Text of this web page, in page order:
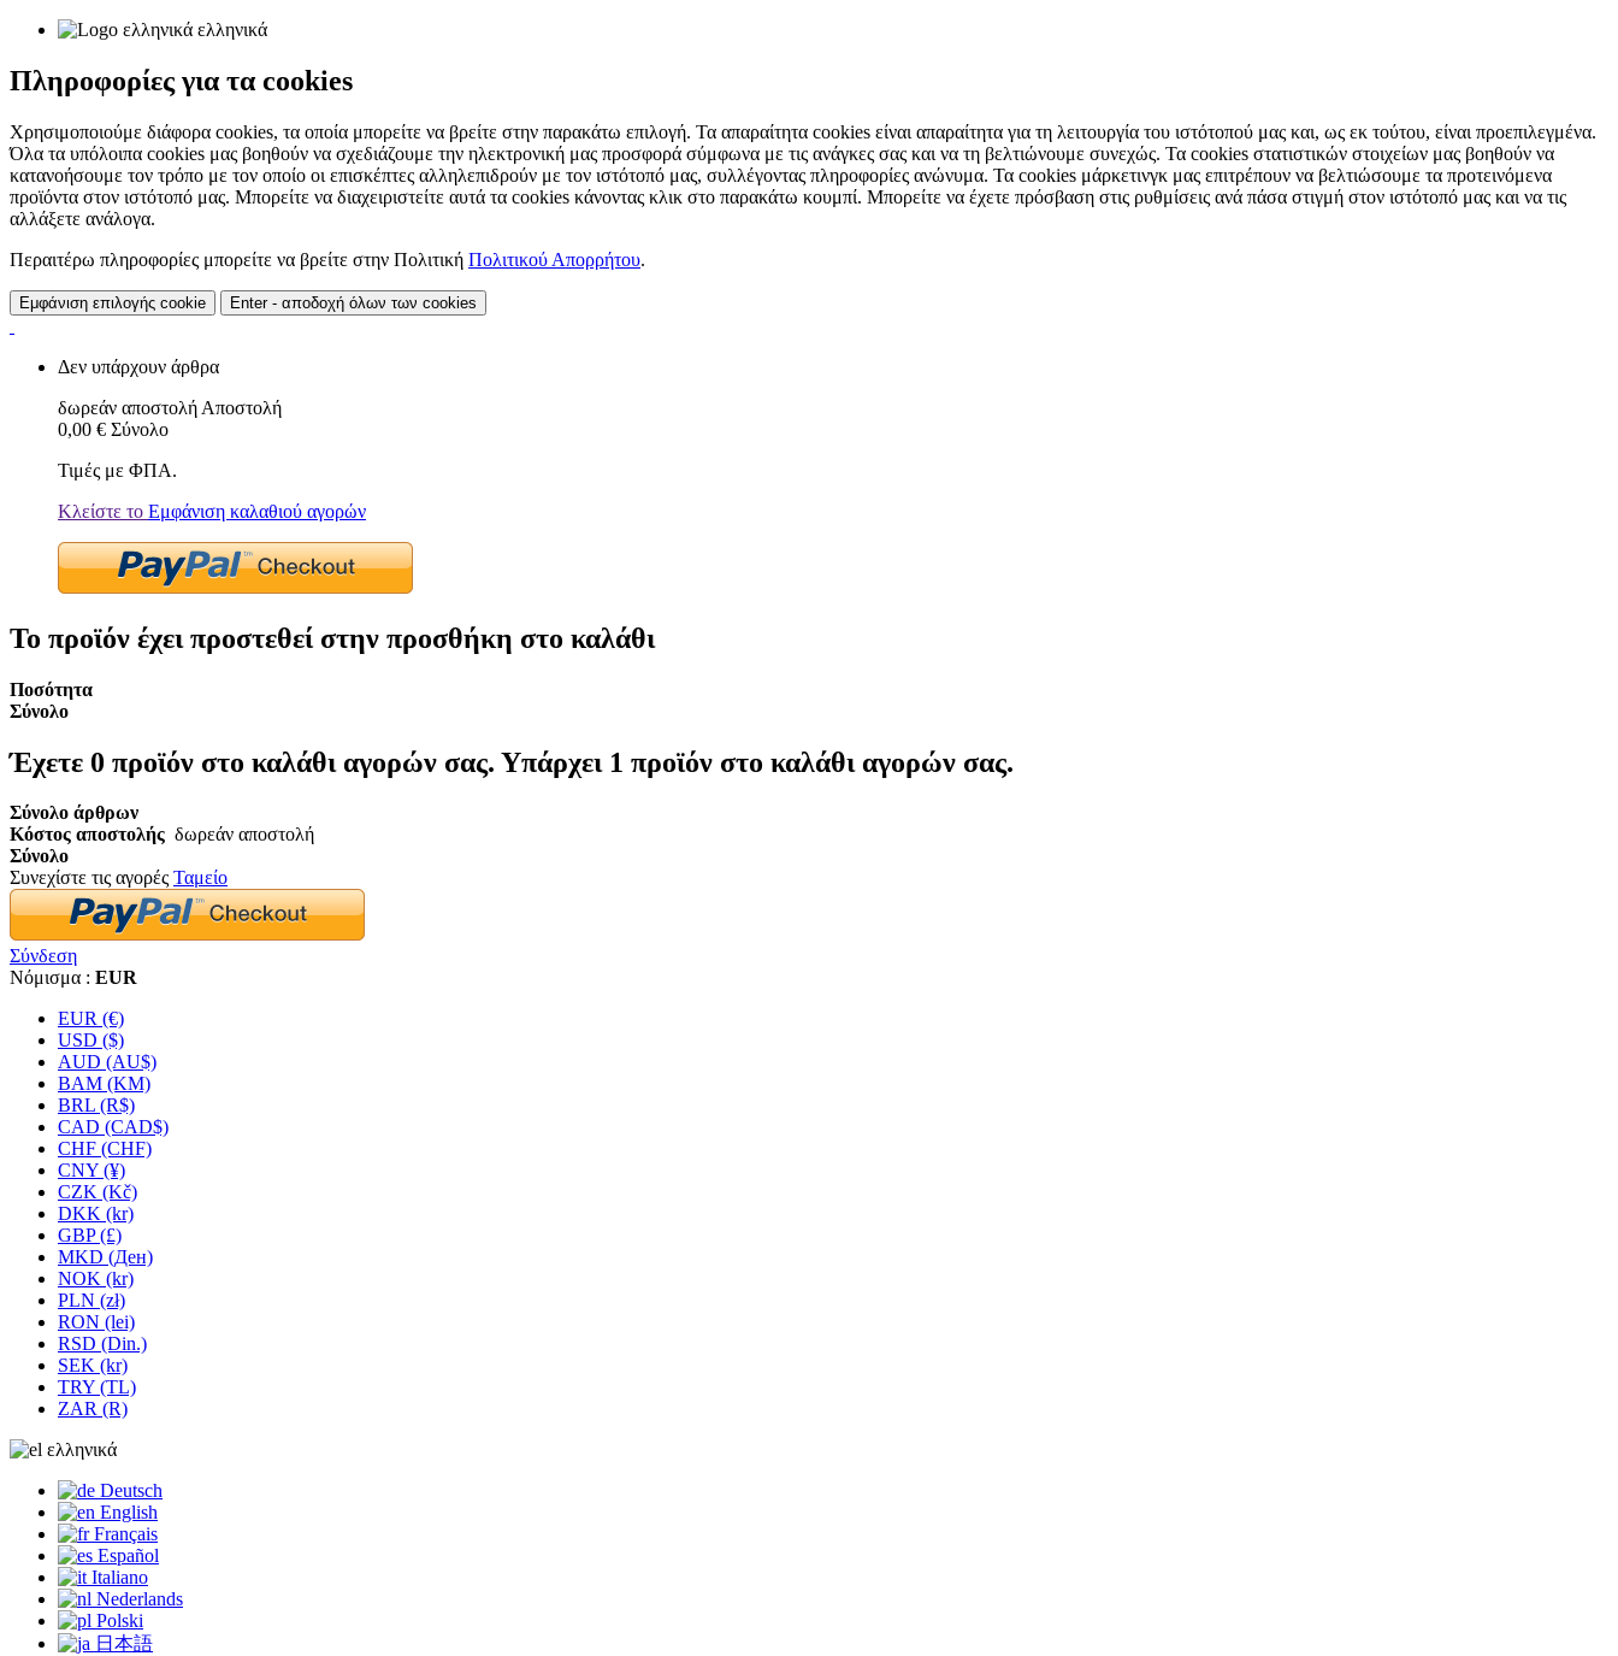
ελληνικά
Πληροφορίες για τα cookies
Χρησιμοποιούμε διάφορα cookies, τα οποία μπορείτε να βρείτε στην παρακάτω επιλογή. Τα απαραίτητα cookies είναι απαραίτητα για τη λειτουργία του ιστότοπού μας και, ως εκ τούτου, είναι προεπιλεγμένα.
Όλα τα υπόλοιπα cookies μας βοηθούν να σχεδιάζουμε την ηλεκτρονική μας προσφορά σύμφωνα με τις ανάγκες σας και να τη βελτιώνουμε συνεχώς. Τα cookies στατιστικών στοιχείων μας βοηθούν να
κατανοήσουμε τον τρόπο με τον οποίο οι επισκέπτες αλληλεπιδρούν με τον ιστότοπό μας, συλλέγοντας πληροφορίες ανώνυμα. Τα cookies μάρκετινγκ μας επιτρέπουν να βελτιώσουμε τα προτεινόμενα
προϊόντα στον ιστότοπό μας. Μπορείτε να διαχειριστείτε αυτά τα cookies κάνοντας κλικ στο παρακάτω κουμπί. Μπορείτε να έχετε πρόσβαση στις ρυθμίσεις ανά πάσα στιγμή στον ιστότοπό μας και να τις
αλλάξετε ανάλογα.
Περαιτέρω πληροφορίες μπορείτε να βρείτε στην Πολιτική Πολιτικού Απορρήτου.
Εμφάνιση επιλογής cookie Enter - αποδοχή όλων των cookies
Δεν υπάρχουν άρθρα
δωρεάν αποστολή Αποστολή
0,00 € Σύνολο
Τιμές με ΦΠΑ.
Κλείστε το Εμφάνιση καλαθιού αγορών
Το προϊόν έχει προστεθεί στην προσθήκη στο καλάθι
Ποσότητα
Σύνολο
Έχετε 0 προϊόν στο καλάθι αγορών σας. Υπάρχει 1 προϊόν στο καλάθι αγορών σας.
Σύνολο άρθρων
Κόστος αποστολής δωρεάν αποστολή
Σύνολο
Συνεχίστε τις αγορές Ταμείο
Σύνδεση
Νόμισμα : EUR
EUR (€)
USD ($)
AUD (AU$)
BAM (KM)
BRL (R$)
CAD (CAD$)
CHF (CHF)
CNY (¥)
CZK (Kč)
DKK (kr)
GBP (£)
MKD (Ден)
NOK (kr)
PLN (zł)
RON (lei)
RSD (Din.)
SEK (kr)
TRY (TL)
ZAR (R)
ελληνικά
Deutsch
English
Français
Español
Italiano
Nederlands
Polski
日本語